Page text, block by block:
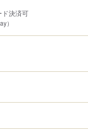
ド決済可
）